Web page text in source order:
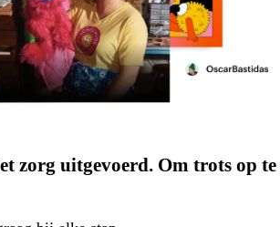
zorg uitgevoerd. Om trots op te